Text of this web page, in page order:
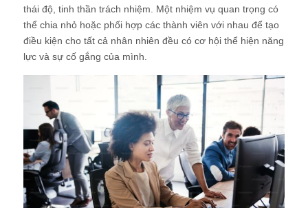
thái độ, tinh thần trách nhiệm. Một nhiệm vụ quan trọng có
thể chia nhỏ hoặc phối hợp các thành viên với nhau để tạo
điều kiện cho tất cả nhân nhiên đều có cơ hội thể hiện năng
lực và sự cố gắng của mình.